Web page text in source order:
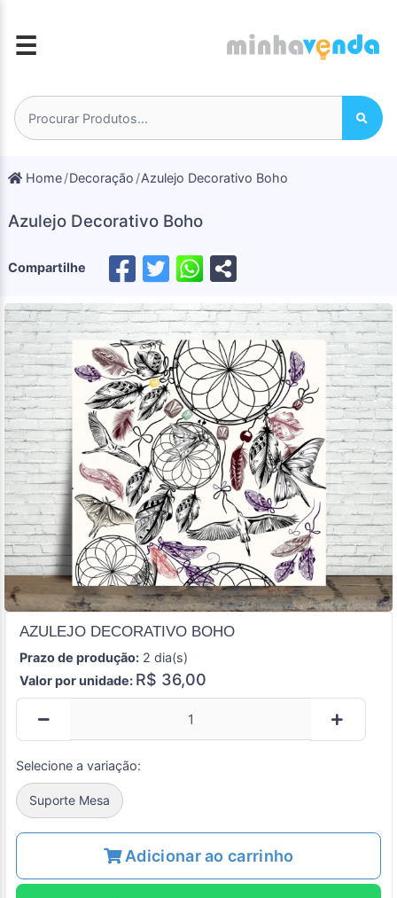
☰
Home Decoração Azulejo Decorativo Boho
Azulejo Decorativo Boho
Compartilhe
AZULEJO DECORATIVO BOHO
Prazo de produção: 2 dia(s)
Valor por unidade: R$ 36,00
Selecione a variação:
Suporte Mesa
Adicionar ao carrinho